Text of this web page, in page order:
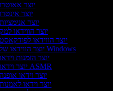
יוצר
יוצר
יוצר
יוצר הווידאו
יוצר הווידאו
יוצר הווידאו של Windows
יוצר הזמנות
יוצר וידאו ASMR
יוצר וידאו
יוצר וידאו